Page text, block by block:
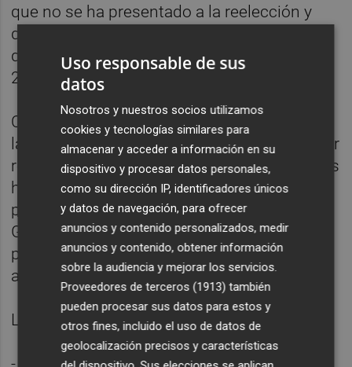
que no se ha presentado a la reelección y
que fue elegido presidente en la asamblea
que se celebró en Santander en mayo de
2022.
Contra la proclamación de esta candidatura,
las asociaciones federadas podrán presentar
recurso de reposición en el plazo de dos días
hábiles siguientes, y sería resuelto en el
plazo de 48 horas por la Comisión de
Garantías y Asuntos Profesionales, sin que
pueda interponerse recurso contra su
acuerdo.
La candidatura proclamada es la siguiente:
Uso responsable de sus
datos
Nosotros y nuestros socios utilizamos
cookies y tecnologías similares para
almacenar y acceder a información en su
dispositivo y procesar datos personales,
como su dirección IP, identificadores únicos
y datos de navegación, para ofrecer
anuncios y contenido personalizados, medir
anuncios y contenido, obtener información
sobre la audiencia y mejorar los servicios.
Proveedores de terceros (1913) también
pueden procesar sus datos para estos y
otros fines, incluido el uso de datos de
geolocalización precisos y características